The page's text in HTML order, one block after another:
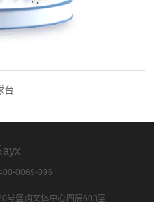
台
ayx
0069-096
号盛购文体中心四层603室